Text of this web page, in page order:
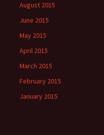
August 2015
June 2015
May 2015
April 2015
March 2015
February 2015
January 2015